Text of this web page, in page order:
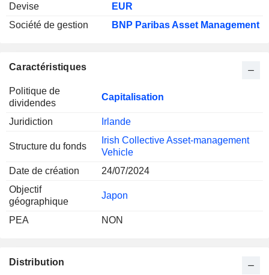
Devise
EUR
Société de gestion
BNP Paribas Asset Management
Caractéristiques
Politique de
dividendes
Capitalisation
Juridiction Irlande
Structure du fonds
Irish Collective Asset-management
Vehicle
Date de création
24/07/2024
Objectif
géographique
Japon
PEA NON
Distribution